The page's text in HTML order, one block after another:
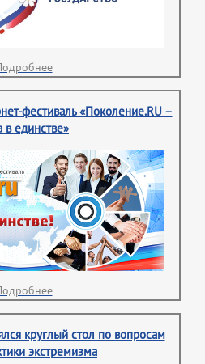
фестиваль «Поколение.RU –
в единстве»
круглый стол по вопросам
экстремизма